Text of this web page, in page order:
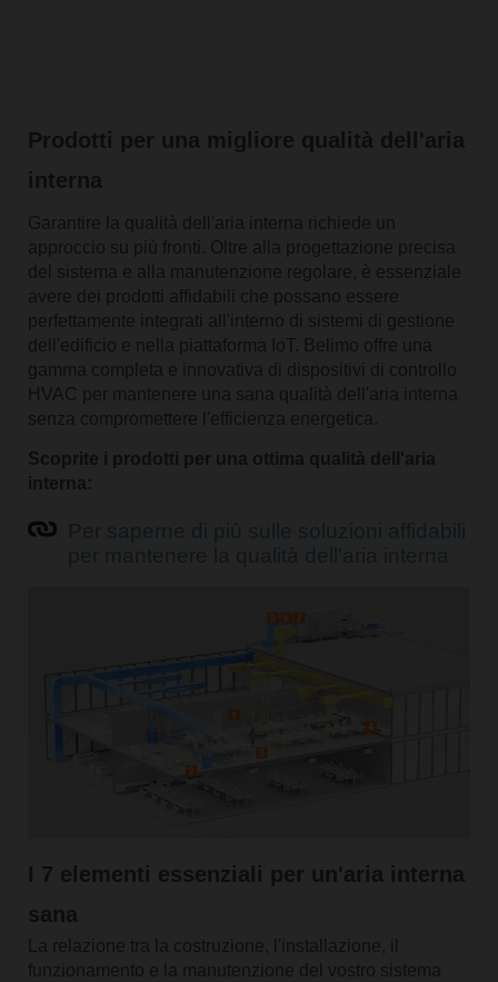
Prodotti per una migliore qualità dell'aria
interna
Garantire la qualità dell'aria interna richiede un
approccio su più fronti. Oltre alla progettazione precisa
del sistema e alla manutenzione regolare, è essenziale
avere dei prodotti affidabili che possano essere
perfettamente integrati all'interno di sistemi di gestione
dell'edificio e nella piattaforma IoT. Belimo offre una
gamma completa e innovativa di dispositivi di controllo
HVAC per mantenere una sana qualità dell'aria interna
senza compromettere l'efficienza energetica.
Scoprite i prodotti per una ottima qualità dell'aria
interna:
I 7 elementi essenziali per un'aria interna
sana
La relazione tra la costruzione, l'installazione, il
funzionamento e la manutenzione del vostro sistema